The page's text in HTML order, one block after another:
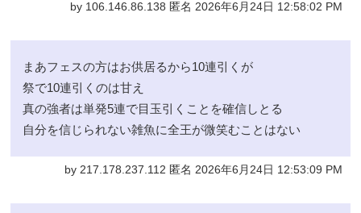
by 106.146.86.138 匿名 2026年6月24日 12:58:02 PM
まあフェスの方はお供居るから10連引くが
祭で10連引くのは甘え
真の強者は単発5連で目玉引くことを確信しとる
自分を信じられない雑魚に全王が微笑むことはない
by 217.178.237.112 匿名 2026年6月24日 12:53:09 PM